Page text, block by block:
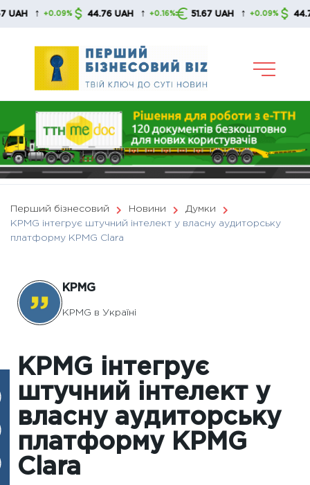
Skip
+0.09% 44.76 UAH ↑ +0.16% 51.67 UAH ↑ +0.09% 44.76 UAH
Перший бізнесовий Новини
Думки
KPMG інтегрує штучний інтелект у власну аудиторську
платформу KPMG Clara
KPMG
KPMG в Україні
KPMG інтегрує
штучний інтелект у
власну аудиторську
платформу KPMG
Clara